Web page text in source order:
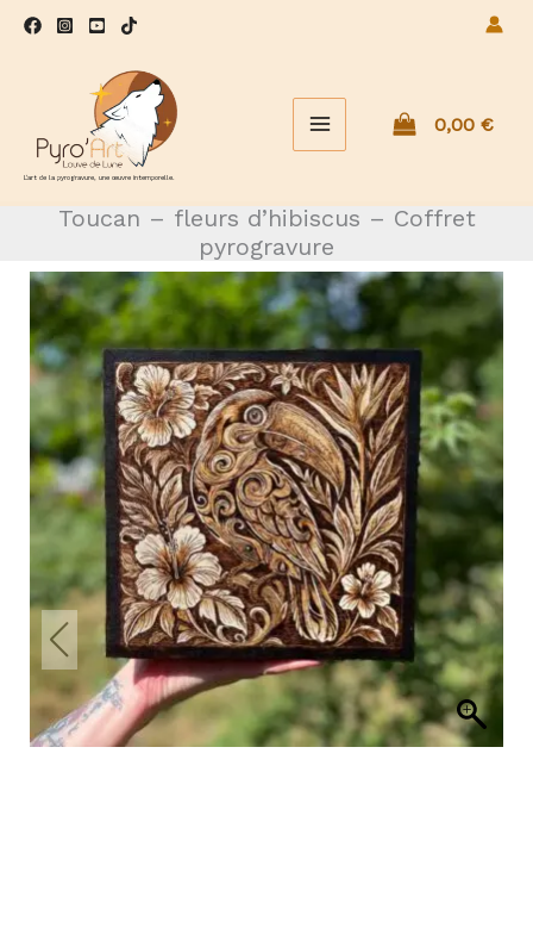
Aller
L'art de la pyrogravure, une œuvre intemporelle.
0,00 €
Toucan – fleurs d’hibiscus – Coffret
pyrogravure